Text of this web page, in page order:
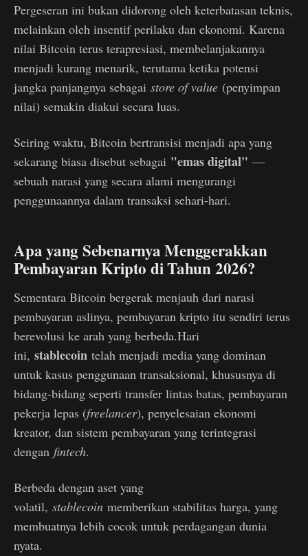
Pergeseran ini bukan didorong oleh keterbatasan teknis,
melainkan oleh insentif perilaku dan ekonomi. Karena
nilai Bitcoin terus terapresiasi, membelanjakannya
menjadi kurang menarik, terutama ketika potensi
jangka panjangnya sebagai store of value (penyimpan
nilai) semakin diakui secara luas.
Seiring waktu, Bitcoin bertransisi menjadi apa yang
sekarang biasa disebut sebagai "emas digital" —
sebuah narasi yang secara alami mengurangi
penggunaannya dalam transaksi sehari-hari.
Apa yang Sebenarnya Menggerakkan
Pembayaran Kripto di Tahun 2026?
Sementara Bitcoin bergerak menjauh dari narasi
pembayaran aslinya, pembayaran kripto itu sendiri terus
berevolusi ke arah yang berbeda.Hari
ini, stablecoin telah menjadi media yang dominan
untuk kasus penggunaan transaksional, khususnya di
bidang-bidang seperti transfer lintas batas, pembayaran
pekerja lepas (freelancer), penyelesaian ekonomi
kreator, dan sistem pembayaran yang terintegrasi
dengan fintech.
Berbeda dengan aset yang
volatil, stablecoin memberikan stabilitas harga, yang
membuatnya lebih cocok untuk perdagangan dunia
nyata.